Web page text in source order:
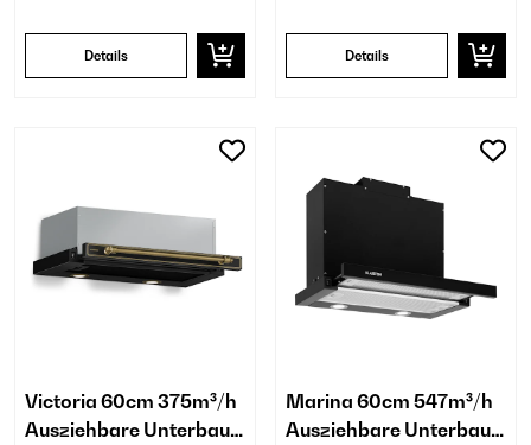
Details Details
Victoria 60cm 375m³/h
Ausziehbare Unterbau-
Marina 60cm 547m³/h
Ausziehbare Unterbau-